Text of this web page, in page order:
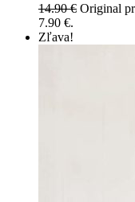
14.90€ Original
7.90 €.
Zľava!